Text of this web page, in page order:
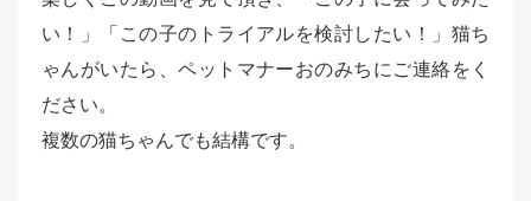
い！」「この子のトライアルを検討したい！」猫ち
ゃんがいたら、ペットマナーおのみちにご連絡をく
ださい。
複数の猫ちゃんでも結構です。